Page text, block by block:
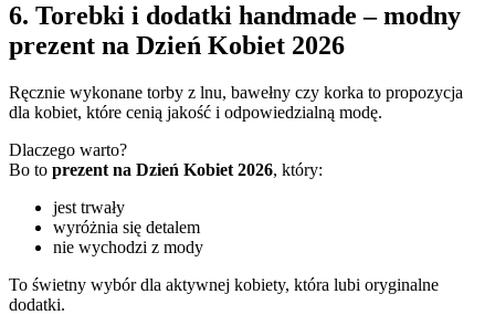
6. Torebki i dodatki handmade – modny
prezent na Dzień Kobiet 2026
Ręcznie wykonane torby z lnu, bawełny czy korka to propozycja
dla kobiet, które cenią jakość i odpowiedzialną modę.
Dlaczego warto?
Bo to prezent na Dzień Kobiet 2026, który:
jest trwały
wyróżnia się detalem
nie wychodzi z mody
To świetny wybór dla aktywnej kobiety, która lubi oryginalne
dodatki.